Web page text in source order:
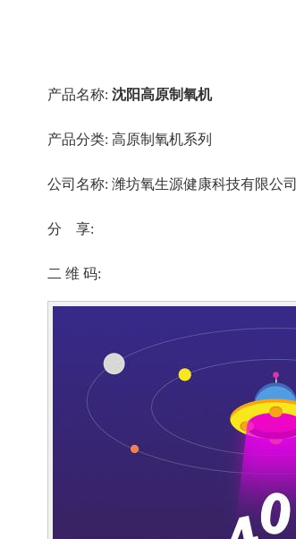
产品名称: 沈阳高原制氧机
产品分类: 高原制氧机系列
公司名称: 潍坊氧生源健康科技有限公司
分 享:
二 维 码: